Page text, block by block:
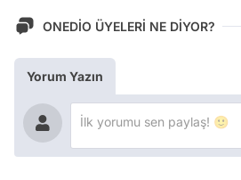
ONEDİO ÜYELERİ NE DİYOR?
Yorum Yazın